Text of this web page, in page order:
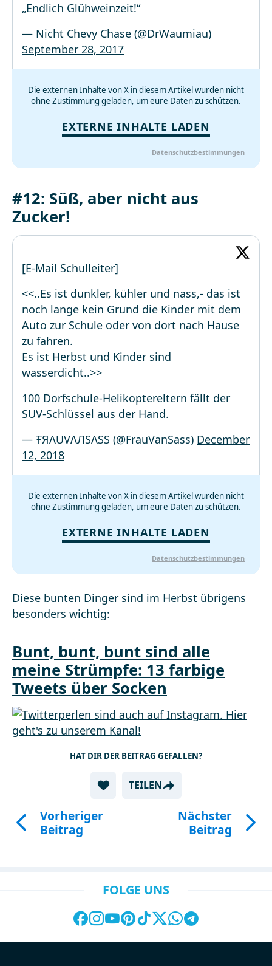
„Endlich Glühweinzeit!“
— Nicht Chevy Chase (@DrWaumiau)
September 28, 2017
Die externen Inhalte von X in diesem Artikel wurden nicht
ohne Zustimmung geladen, um eure Daten zu schützen.
EXTERNE INHALTE LADEN
Datenschutzbestimmungen
#12: Süß, aber nicht aus
Zucker!
[E-Mail Schulleiter]
<<..Es ist dunkler, kühler und nass,- das ist
noch lange kein Grund die Kinder mit dem
Auto zur Schule oder von dort nach Hause
zu fahren.
Es ist Herbst und Kinder sind
wasserdicht..>>
100 Dorfschule-Helikoptereltern fällt der
SUV-Schlüssel aus der Hand.
— ŦЯΛUVΛЛSΛSS (@FrauVanSass) December
12, 2018
Die externen Inhalte von X in diesem Artikel wurden nicht
ohne Zustimmung geladen, um eure Daten zu schützen.
EXTERNE INHALTE LADEN
Datenschutzbestimmungen
Diese bunten Dinger sind im Herbst übrigens
besonders wichtig:
Bunt, bunt, bunt sind alle
meine Strümpfe: 13 farbige
Tweets über Socken
HAT DIR DER BEITRAG GEFALLEN?
TEILEN
Vorheriger
Beitrag
Nächster
Beitrag
FOLGE UNS